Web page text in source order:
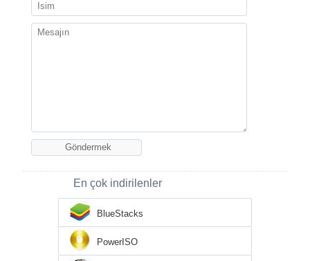
En çok indirilenler
BlueStacks
PowerISO